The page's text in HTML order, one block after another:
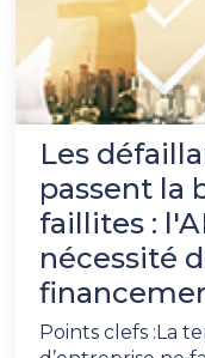
Les
passent la
faillites :
nécessité
Points clefs :La